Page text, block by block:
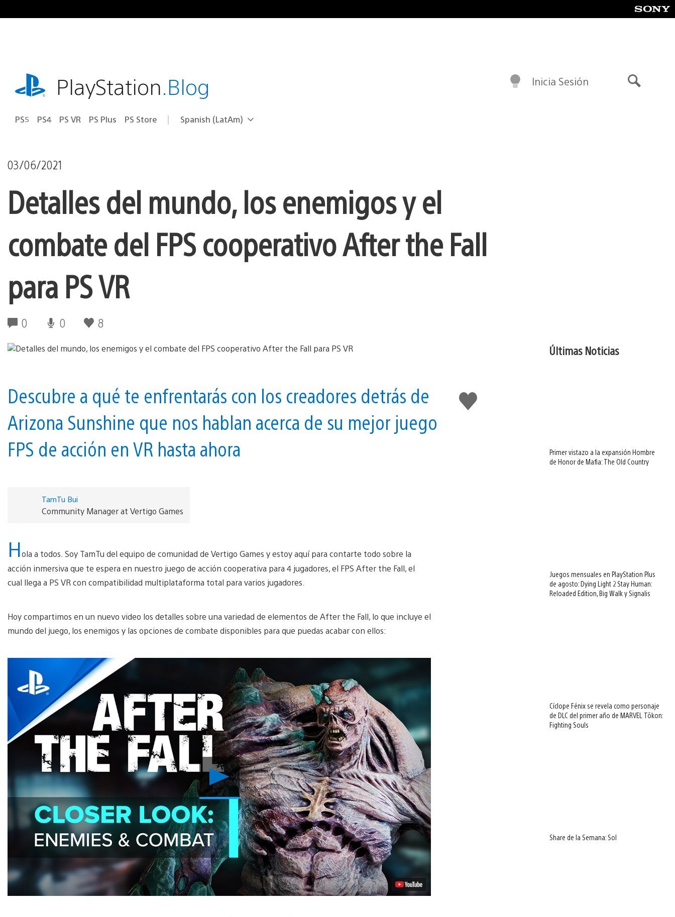
al
playstation.comPlayStation.Blog
PS5 PS4 PS VR PS Plus PS Store Elige
Región
Spanish (LatAm)
Inicia Sesión
03/06/2021
Detalles del mundo, los enemigos y el
combate del FPS cooperativo After the Fall
para PS VR
0 0 8
Me
gusta
Descubre a qué te enfrentarás con los creadores detrás de
Arizona Sunshine que nos hablan acerca de su mejor juego
FPS de acción en VR hasta ahora
TamTu Bui
Community Manager at Vertigo Games
Hola a todos. Soy TamTu del equipo de comunidad de Vertigo Games y estoy aquí para contarte todo sobre la
acción inmersiva que te espera en nuestro juego de acción cooperativa para 4 jugadores, el FPS After the Fall, el
cual llega a PS VR con compatibilidad multiplataforma total para varios jugadores.
Hoy compartimos en un nuevo video los detalles sobre una variedad de elementos de After the Fall, lo que incluye el
mundo del juego, los enemigos y las opciones de combate disponibles para que puedas acabar con ellos:
Reproducir
Video
Últimas Noticias
Primer vistazo a la expansión Hombre
de Honor de Mafia: The Old Country
Juegos mensuales en PlayStation Plus
de agosto: Dying Light 2 Stay Human:
Reloaded Edition, Big Walk y Signalis
Cíclope Fénix se revela como personaje
de DLC del primer año de MARVEL Tōkon:
Fighting Souls
Share de la Semana: Sol